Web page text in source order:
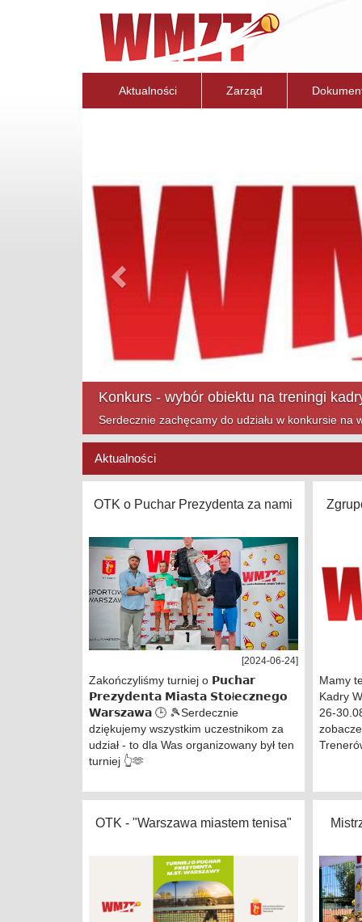
Aktualności Zarząd
Mazowsze Cup na finiszu!
Zapraszamy na ostatnie turnieje Mazowsze Cup w
Aktualności
OTK o Puchar Prezydenta za nami
[2024-06-24]
Zakończyliśmy turniej o 𝗣𝘂𝗰𝗵𝗮𝗿
𝗣𝗿𝗲𝘇𝘆𝗱𝗲𝗻𝘁𝗮 𝗠𝗶𝗮𝘀𝘁𝗮 𝗦𝘁𝗼ł𝗲𝗰𝘇𝗻𝗲𝗴𝗼
𝗪𝗮𝗿𝘀𝘇𝗮𝘄𝗮 🕒 🎾Serdecznie
dziękujemy wszystkim uczestnikom za
udział - to dla Was organizowany był ten
turniej 👆🫶
Mamy
Kadry
26-
OTK - "Warszawa miastem tenisa"